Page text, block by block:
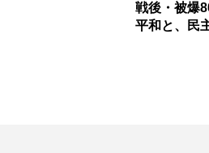
戦後・被爆80年
平和と、民主主義と、労働